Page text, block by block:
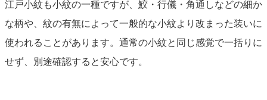
江戸小紋も小紋の一種ですが、鮫・行儀・角通しなどの細か
な柄や、紋の有無によって一般的な小紋より改まった装いに
使われることがあります。通常の小紋と同じ感覚で一括りに
せず、別途確認すると安心です。